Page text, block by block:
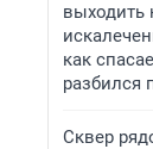
выходить
как
разбился
Сквер